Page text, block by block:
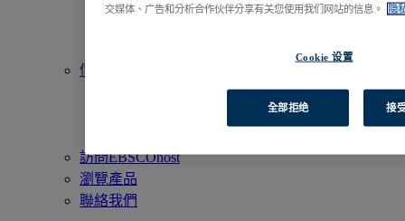
Open Access 開放獲取
價值觀
訪問EBSCOhost
瀏覽產品
聯絡我們
交媒体、广告和分析合作伙伴分享有关您使用我们网站的信息。
隐
Cookie 设置
全部拒绝 接